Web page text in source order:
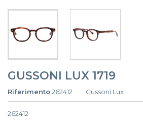
GUSSONI LUX 1719
Riferimento262412 Gussoni Lux
262412